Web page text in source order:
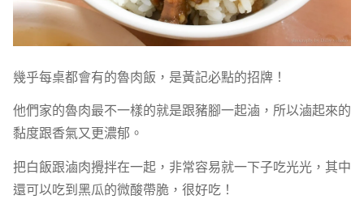
幾乎每桌都會有的魯肉飯，是黃記必點的招牌！
他們家的魯肉最不一樣的就是跟豬腳一起滷，所以滷起來的
黏度跟香氣又更濃郁。
把白飯跟滷肉攪拌在一起，非常容易就一下子吃光光，其中
還可以吃到黑瓜的微酸帶脆，很好吃！